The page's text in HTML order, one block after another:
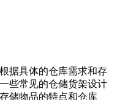
据具体的仓库需求和存
些常见的仓储货架设计
储物品的特点和仓库